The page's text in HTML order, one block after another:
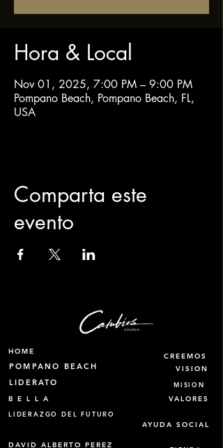
Hora & Local
Nov 01, 2025, 7:00 PM – 9:00 PM
Pompano Beach, Pompano Beach, FL,
USA
Comparta este
evento
HOME
POMPANO BEACH
LIDERATO
B E L L A
CREEMOS
VISION
MISION
VALORES
LIDERAZGO DEL FUTURO
AYUDA SOCIAL
DAVID ALBERTO PEREZ